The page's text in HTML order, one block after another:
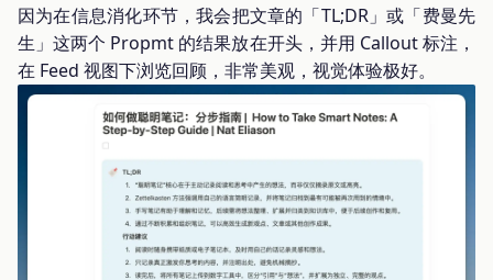
因为在信息消化环节，我会把文章的「TL;DR」或「费曼先
生」这两个 Propmt 的结果放在开头，并用 Callout 标注，
在 Feed 视图下浏览回顾，非常美观，视觉体验极好。